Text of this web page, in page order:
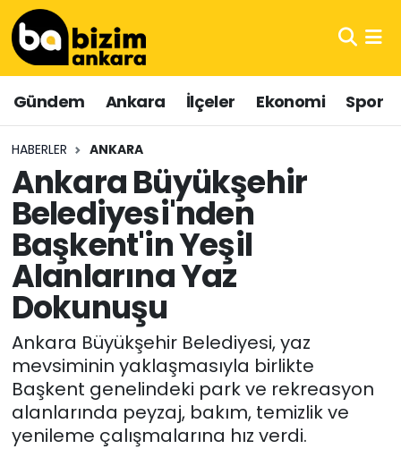
Gündem Ankara İlçeler Ekonomi Spor
HABERLER ANKARA
Ankara Büyükşehir
Belediyesi'nden
Başkent'in Yeşil
Alanlarına Yaz
Dokunuşu
Ankara Büyükşehir Belediyesi, yaz
mevsiminin yaklaşmasıyla birlikte
Başkent genelindeki park ve rekreasyon
alanlarında peyzaj, bakım, temizlik ve
yenileme çalışmalarına hız verdi.
Hava Durumu
Trafik Durumu
Süper Lig Puan Durumu ve Fikstür
Tüm Manşetler
Son Dakika Haberleri
Haber Arşivi